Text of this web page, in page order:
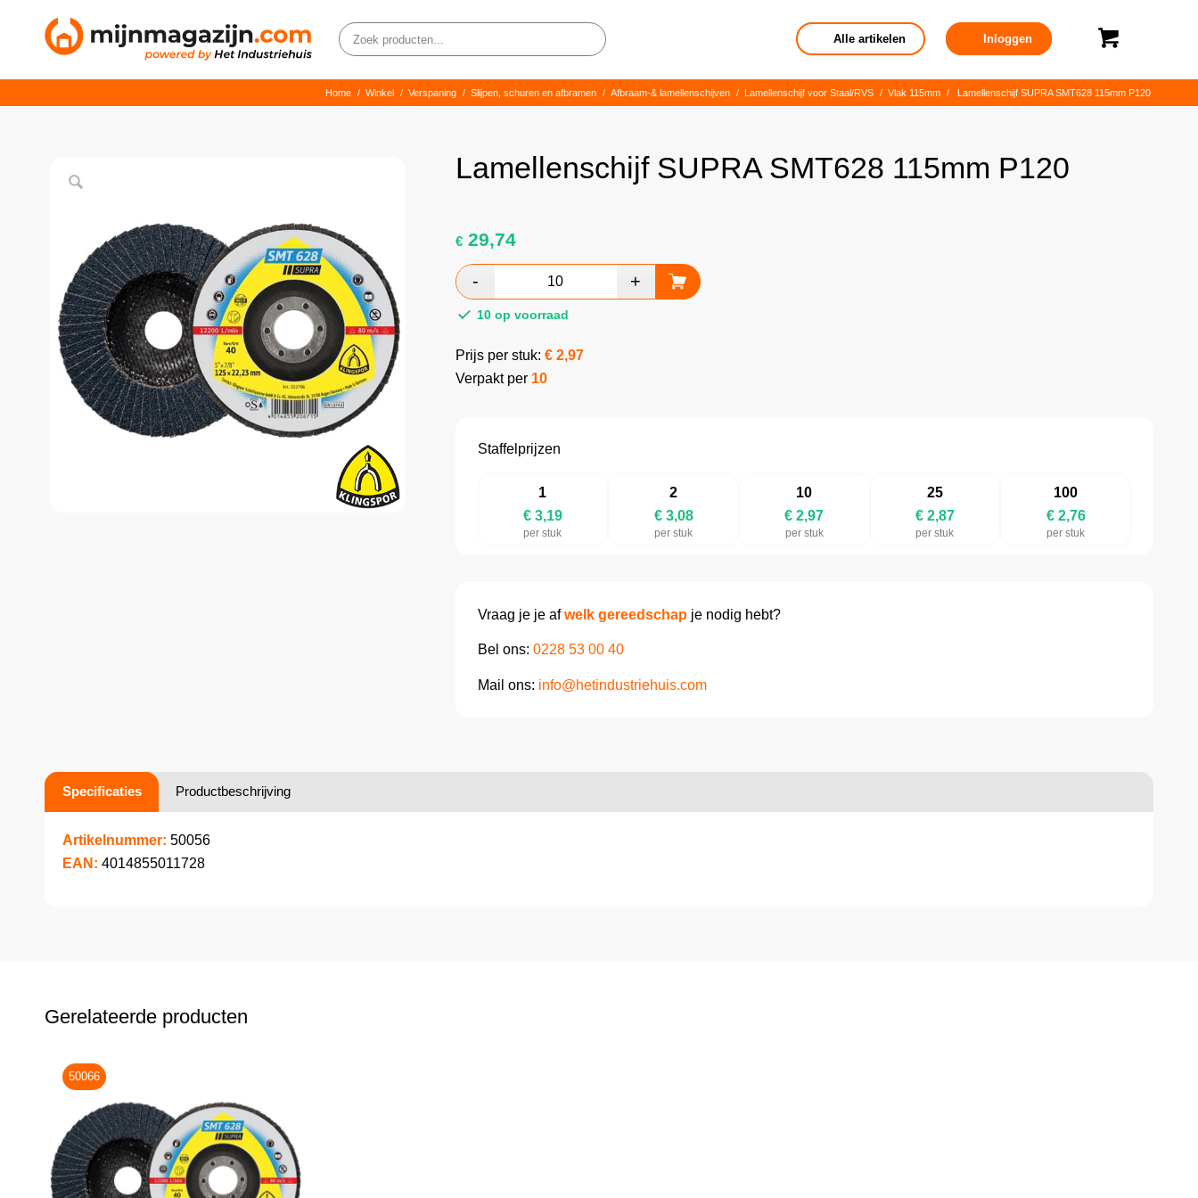
Alle artikelen Inloggen
Home / Winkel / Verspaning / Slijpen, schuren en afbramen / Afbraam-& lamellenschijven / Lamellenschijf voor Staal/RVS / Vlak 115mm / Lamellenschijf SUPRA SMT628 115mm P120
Lamellenschijf SUPRA SMT628 115mm P120
€29,74
10 op voorraad
Prijs per stuk: € 2,97
Verpakt per 10
Staffelprijzen
1
€ 3,19
per stuk
2
€ 3,08
per stuk
10
€ 2,97
per stuk
25
€ 2,87
per stuk
100
€ 2,76
per stuk
Vraag je je afwelk gereedschapje nodig hebt?
Bel ons: 0228 53 00 40
Mail ons: info@hetindustriehuis.com
Specificaties Productbeschrijving
Artikelnummer: 50056
EAN: 4014855011728
Gerelateerde producten
50066